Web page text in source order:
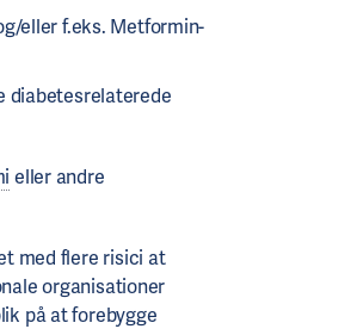
eller f.eks. Metformin-
diabetesrelaterede
eller andre
med flere risici at
organisationer
på at forebygge